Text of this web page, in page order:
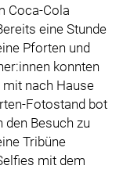
Coca-Cola
eine Stunde
Pforten und
konnten
nach Hause
Fotostand bot
den Besuch zu
Tribüne
mit dem